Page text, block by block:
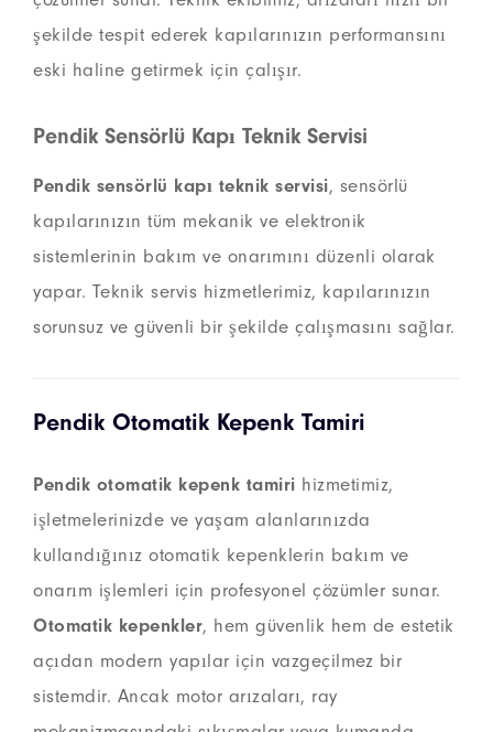
şekilde tespit ederek kapılarınızın performansını
eski haline getirmek için çalışır.
Pendik Sensörlü Kapı Teknik Servisi
Pendik sensörlü kapı teknik servisi, sensörlü
kapılarınızın tüm mekanik ve elektronik
sistemlerinin bakım ve onarımını düzenli olarak
yapar. Teknik servis hizmetlerimiz, kapılarınızın
sorunsuz ve güvenli bir şekilde çalışmasını sağlar.
Pendik Otomatik Kepenk Tamiri
Pendik otomatik kepenk tamiri hizmetimiz,
işletmelerinizde ve yaşam alanlarınızda
kullandığınız otomatik kepenklerin bakım ve
onarım işlemleri için profesyonel çözümler sunar.
Otomatik kepenkler, hem güvenlik hem de estetik
açıdan modern yapılar için vazgeçilmez bir
sistemdir. Ancak motor arızaları, ray